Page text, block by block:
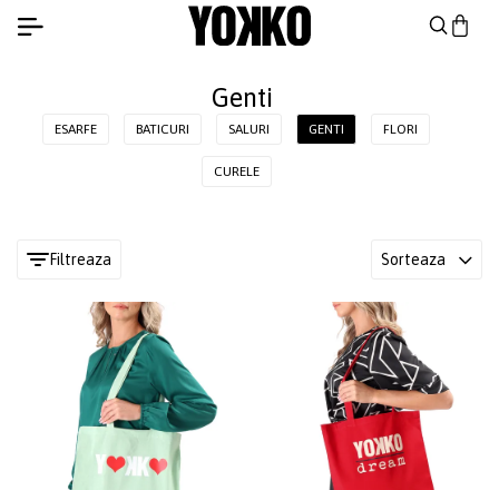
Genti
ESARFE BATICURI SALURI GENTI FLORI
CURELE
Filtreaza Sorteaza